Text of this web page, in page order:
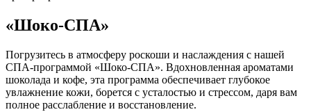
«Шоко-СПА»
Погрузитесь в атмосферу роскоши и наслаждения с нашей
СПА-программой «Шоко-СПА». Вдохновленная ароматами
шоколада и кофе, эта программа обеспечивает глубокое
увлажнение кожи, борется с усталостью и стрессом, даря вам
полное расслабление и восстановление.